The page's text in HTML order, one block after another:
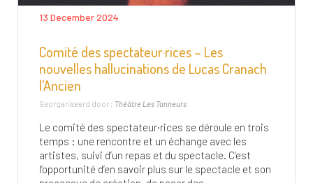
13 December 2024
Comité des spectateur·rices – Les
nouvelles hallucinations de Lucas Cranach
l’Ancien
Georganiseerd door : Théâtre Les Tanneurs
Le comité des spectateur·rices se déroule en trois
temps : une rencontre et un échange avec les
artistes, suivi d’un repas et du spectacle. C’est
l’opportunité d’en savoir plus sur le spectacle et son